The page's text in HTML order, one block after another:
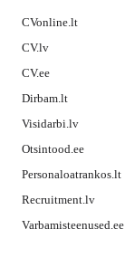
CVonline.lt
CV.lv
CV.ee
Dirbam.lt
Visidarbi.lv
Otsintood.ee
Personaloatrankos.lt
Recruitment.lv
Varbamisteenused.ee